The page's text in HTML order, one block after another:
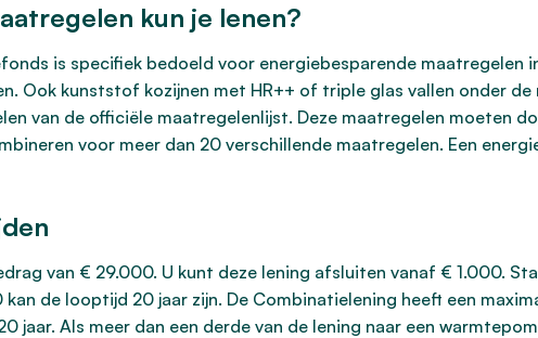
kun je lenen?
is specifiek bedoeld voor energiebesparende maatregelen
Ook kunststof kozijnen met HR++ of triple glas vallen onder de
van de officiële maatregelenlijst. Deze maatregelen moeten
voor meer dan 20 verschillende maatregelen. Een
van € 29.000. U kunt deze lening afsluiten vanaf € 1.000.
de looptijd 20 jaar zijn. De Combinatielening heeft een
jaar. Als meer dan een derde van de lening naar een